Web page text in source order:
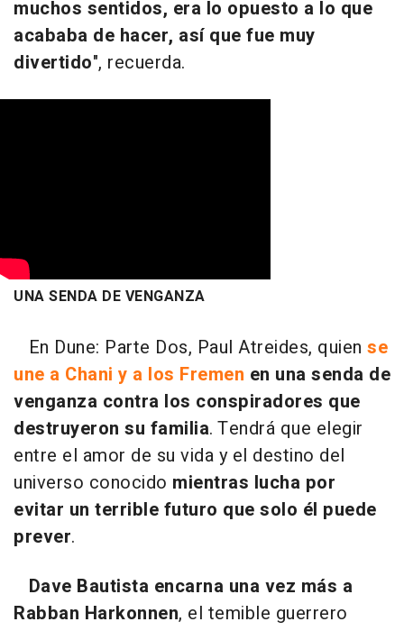
muchos sentidos, era lo opuesto a lo que
acababa de hacer, así que fue muy
divertido", recuerda.
UNA SENDA DE VENGANZA
En Dune: Parte Dos, Paul Atreides, quien se
une a Chani y a los Fremen en una senda de
venganza contra los conspiradores que
destruyeron su familia. Tendrá que elegir
entre el amor de su vida y el destino del
universo conocido mientras lucha por
evitar un terrible futuro que solo él puede
prever.
Dave Bautista encarna una vez más a
Rabban Harkonnen, el temible guerrero